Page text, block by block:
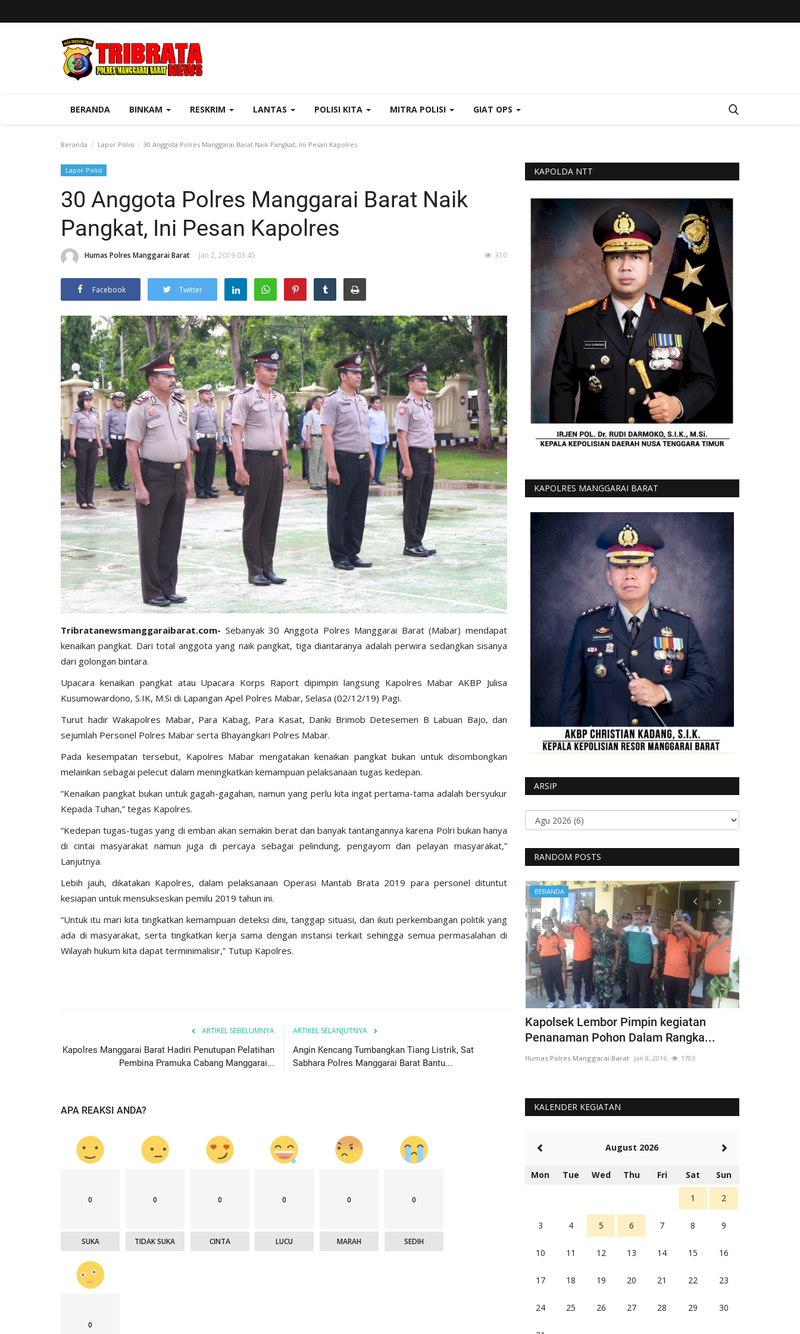
BERANDA BINKAM RESKRIM LANTAS POLISI KITA MITRA POLISI GIAT OPS
Beranda Lapor Polisi 30 Anggota Polres Manggarai Barat Naik Pangkat, Ini Pesan Kapolres
Lapor Polisi
30 Anggota Polres Manggarai Barat Naik
Pangkat, Ini Pesan Kapolres
Humas Polres Manggarai Barat Jan 2, 2019 03:45 310
Facebook Twitter
Tribratanewsmanggaraibarat.com- Sebanyak 30 Anggota Polres Manggarai Barat (Mabar) mendapat
kenaikan pangkat. Dari total anggota yang naik pangkat, tiga diantaranya adalah perwira sedangkan sisanya
dari golongan bintara.
Upacara kenaikan pangkat atau Upacara Korps Raport dipimpin langsung Kapolres Mabar AKBP Julisa
Kusumowardono, S.IK, M.Si di Lapangan Apel Polres Mabar, Selasa (02/12/19) Pagi.
Turut hadir Wakapolres Mabar, Para Kabag, Para Kasat, Danki Brimob Detesemen B Labuan Bajo, dan
sejumlah Personel Polres Mabar serta Bhayangkari Polres Mabar.
Pada kesempatan tersebut, Kapolres Mabar mengatakan kenaikan pangkat bukan untuk disombongkan
melainkan sebagai pelecut dalam meningkatkan kemampuan pelaksanaan tugas kedepan.
“Kenaikan pangkat bukan untuk gagah-gagahan, namun yang perlu kita ingat pertama-tama adalah bersyukur
Kepada Tuhan,” tegas Kapolres.
“Kedepan tugas-tugas yang di emban akan semakin berat dan banyak tantangannya karena Polri bukan hanya
di cintai masyarakat namun juga di percaya sebagai pelindung, pengayom dan pelayan masyarakat,”
Lanjutnya.
Lebih jauh, dikatakan Kapolres, dalam pelaksanaan Operasi Mantab Brata 2019 para personel dituntut
kesiapan untuk mensukseskan pemilu 2019 tahun ini.
“Untuk itu mari kita tingkatkan kemampuan deteksi dini, tanggap situasi, dan ikuti perkembangan politik yang
ada di masyarakat, serta tingkatkan kerja sama dengan instansi terkait sehingga semua permasalahan di
Wilayah hukum kita dapat terminimalisir,” Tutup Kapolres.
ARTIKEL SEBELUMNYA
Kapolres Manggarai Barat Hadiri Penutupan Pelatihan
Pembina Pramuka Cabang Manggarai...
ARTIKEL SELANJUTNYA
Angin Kencang Tumbangkan Tiang Listrik, Sat
Sabhara Polres Manggarai Barat Bantu...
APA REAKSI ANDA?
0
SUKA
0
TIDAK SUKA
0
CINTA
0
LUCU
0
MARAH
0
SEDIH
0
KAPOLDA NTT
KAPOLRES MANGGARAI BARAT
ARSIP
RANDOM POSTS
Komjen Agus Andrianto...
Humas Polres Manggarai Barat Jun 26, 2023 1035
sambagi warga pesisir
Humas Polres Manggarai Barat Mar 10, 2018
BERANDA
Kapolsek Lembor Pimpin kegiatan
Penanaman Pohon Dalam Rangka...
Humas Polres Manggarai Barat Jan 8, 2016 1703
KALENDER KEGIATAN
August 2026
Mon Tue Wed Thu Fri Sat Sun
1 2
3 4 5 6 7 8 9
10 11 12 13 14 15 16
17 18 19 20 21 22 23
24 25 26 27 28 29 30